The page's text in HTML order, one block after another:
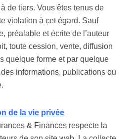
de tiers. Vous êtes tenus de
violation à cet égard. Sauf
préalable et écrite de l’auteur
toute cession, vente, diffusion
quelque forme et par quelque
informations, publications ou
de la vie privée
& Finances respecte la